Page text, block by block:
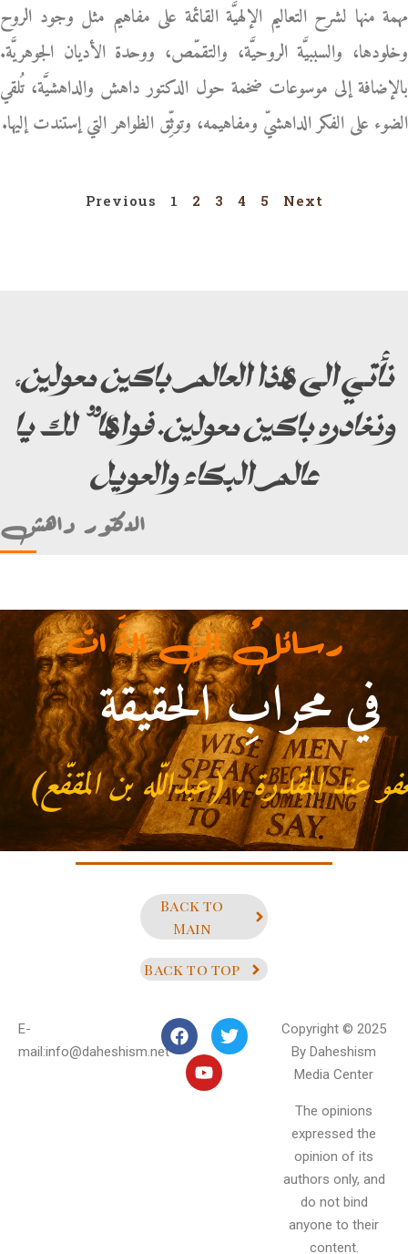
مهمة منها لشرح التعاليم الإلهيَّة القائمة على مفاهيم مثل وجود الروح
وخلودها، والسببيَّة الروحيَّة، والتقمّص، ووحدة الأديان الجوهريَّة.
بالإضافة إلى موسوعات ضخمة حول الدكتور داهش والداهشيَّة، تُلقي
الضوء على الفكر الداهشيّ ومفاهيمه، وتوثِّق الظواهر التي إستندت إليها.
Previous 1 2 3 4 5 Next
نأتي الى هذا العالم باكين معولين،
ونغادره باكين معولين. فواها” لك يا
عالم البكاء والعويل
الدكتور داهش
في محرابِ الحقيقة
. (عبداللّه بن المقفّع)
رسائلٌ الى الذَّ ات
Back to
Main
Back to top
E-
mail:info@daheshism.net
Copyright © 2025
By Daheshism
Media Center
The opinions
expressed the
opinion of its
authors only, and
do not bind
anyone to their
content.